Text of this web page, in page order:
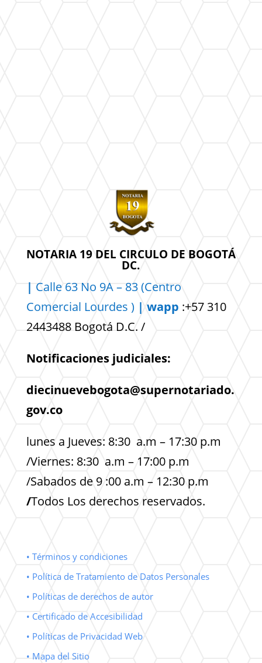
NOTARIA 19 DEL CIRCULO DE BOGOTÁ
DC.
| Calle 63 No 9A – 83 (Centro
Comercial Lourdes ) | wapp :+57 310
2443488 Bogotá D.C. /
Notificaciones judiciales:
diecinuevebogota@supernotariado.
gov.co
lunes a Jueves: 8:30 a.m – 17:30 p.m
/Viernes: 8:30 a.m – 17:00 p.m
/Sabados de 9 :00 a.m – 12:30 p.m
/Todos Los derechos reservados.
• Términos y condiciones
• Política de Tratamiento de Datos Personales
• Políticas de derechos de autor
• Certificado de Accesibilidad
• Políticas de Privacidad Web
• Mapa del Sitio